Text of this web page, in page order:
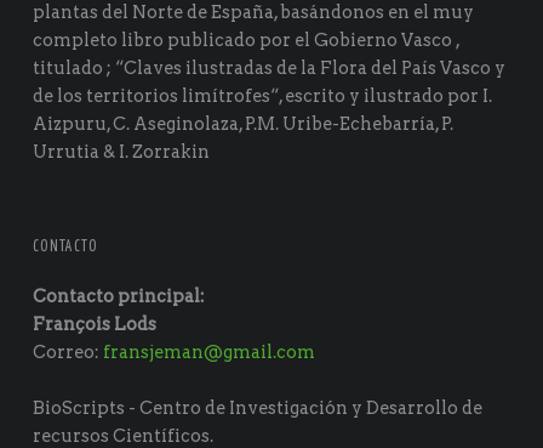
plantas del Norte de España, basándonos en el muy
completo libro publicado por el Gobierno Vasco ,
titulado ; “Claves ilustradas de la Flora del País Vasco y
de los territorios limítrofes“, escrito y ilustrado por I.
Aizpuru, C. Aseginolaza, P.M. Uribe-Echebarría, P.
Urrutia & I. Zorrakin
CONTACTO
Contacto principal:
François Lods
Correo: fransjeman@gmail.com
BioScripts - Centro de Investigación y Desarrollo de
recursos Científicos.